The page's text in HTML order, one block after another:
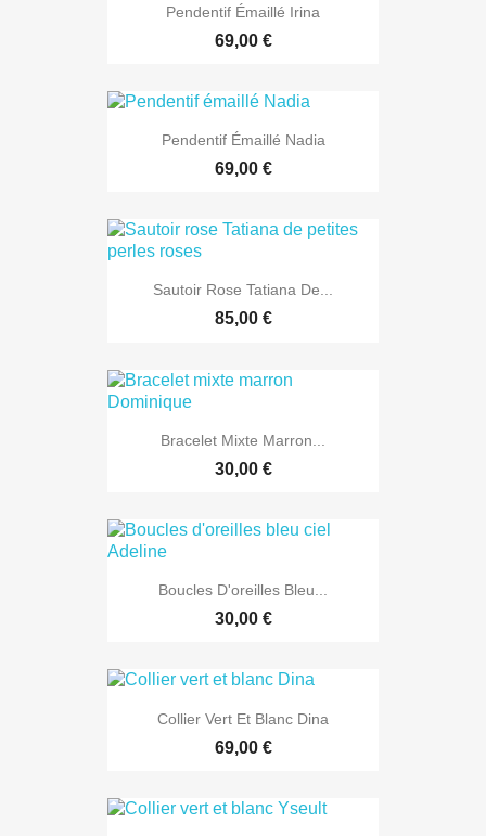
Pendentif Émaillé Irina
69,00 €
Pendentif Émaillé Nadia
69,00 €
Sautoir Rose Tatiana De...
85,00 €
Bracelet Mixte Marron...
30,00 €
Boucles D'oreilles Bleu...
30,00 €
Collier Vert Et Blanc Dina
69,00 €